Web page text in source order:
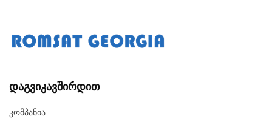
Დაგვიკავშირდით
Კომპანია